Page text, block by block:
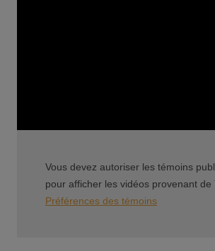
Vous devez autoriser les témoins
pour afficher les vidéos provenant de
Préférences des témoins